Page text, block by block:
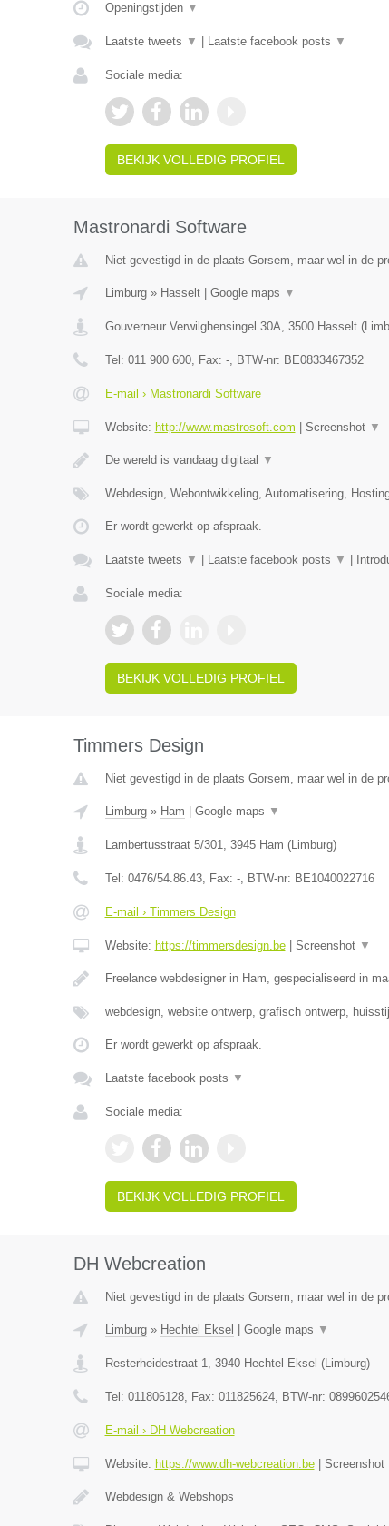
Openingstijden ▼
Laatste tweets ▼ Laatste facebook posts ▼
Sociale media:
BEKIJK VOLLEDIG PROFIEL
Mastronardi Software
Niet gevestigd in de plaats Gorsem, maar wel in de
Limburg» Hasselt| Google maps ▼
Gouverneur Verwilghensingel 30A, 3500 Hasselt(
Tel: 011 900 600, Fax: -, BTW-nr: BE0833467352
E-mail › Mastronardi Software
Website: http://www.mastrosoft.com Screenshot ▼
De wereld is vandaag digitaal ▼
Webdesign, Webontwikkeling, Automatisering,
Er wordt gewerkt op afspraak.
Laatste tweets ▼ Laatste facebook posts ▼
Sociale media:
BEKIJK VOLLEDIG PROFIEL
Timmers Design
Niet gevestigd in de plaats Gorsem, maar wel in de
Limburg» Ham Google maps ▼
Lambertusstraat 5/301, 3945 Ham (Limburg)
Tel: 0476/54.86.43, Fax: -, BTW-nr: BE1040022716
E-mail › Timmers Design
Website: https://timmersdesign.be| Screenshot ▼
Freelance webdesigner in Ham, gespecialiseerd in
webdesign, website ontwerp, grafisch ontwerp,
Er wordt gewerkt op afspraak.
Laatste facebook posts ▼
Sociale media:
BEKIJK VOLLEDIG PROFIEL
DH Webcreation
Niet gevestigd in de plaats Gorsem, maar wel in de
Limburg» Hechtel Eksel Google maps ▼
Resterheidestraat 1, 3940 Hechtel Eksel (Limburg)
Tel: 011806128, Fax: 011825624, BTW-nr:
E-mail › DH Webcreation
Website: https://www.dh-webcreation.be| Screenshot
Webdesign & Webshops